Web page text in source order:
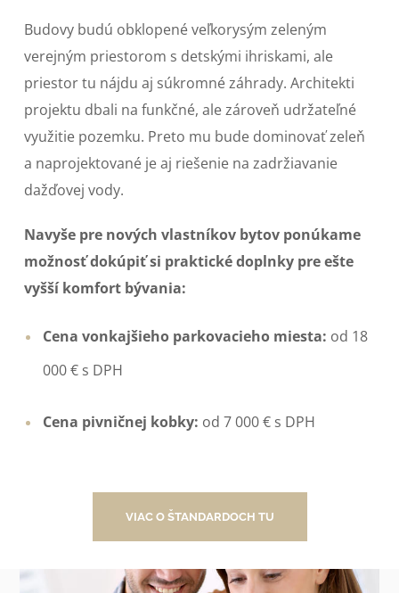
Budovy budú obklopené veľkorysým zeleným
verejným priestorom s detskými ihriskami, ale
priestor tu nájdu aj súkromné záhrady. Architekti
projektu dbali na funkčné, ale zároveň udržateľné
využitie pozemku. Preto mu bude dominovať zeleň
a naprojektované je aj riešenie na zadržiavanie
dažďovej vody.
Navyše pre nových vlastníkov bytov ponúkame
možnosť dokúpiť si praktické doplnky pre ešte
vyšší komfort bývania:
Cena vonkajšieho parkovacieho miesta: od 18
000 € s DPH
Cena pivničnej kobky: od 7 000 € s DPH
VIAC O ŠTANDARDOCH TU